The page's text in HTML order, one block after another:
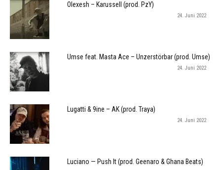
Olexesh – Karussell (prod. PzY)
24. Juni 2022
Umse feat. Masta Ace – Unzerstörbar (prod. Umse)
24. Juni 2022
Lugatti & 9ine – AK (prod. Traya)
24. Juni 2022
Luciano — Push It (prod. Geenaro & Ghana Beats)